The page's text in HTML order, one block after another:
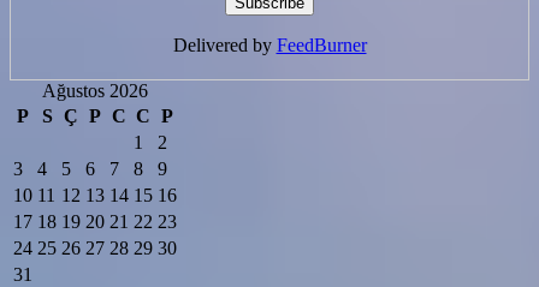
Delivered by FeedBurner
Ağustos 2026
P
S Ç P C C P
1
2
3
4 5 6 7 8
9
10 11 12 13 14 15 16
17 18 19 20 21 22 23
24 25 26 27 28 29 30
31